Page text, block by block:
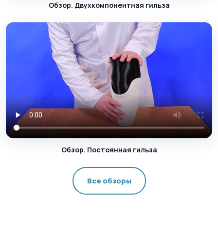
Обзор. Двухкомпонентная гильза
Обзор. Постоянная гильза
Все обзоры